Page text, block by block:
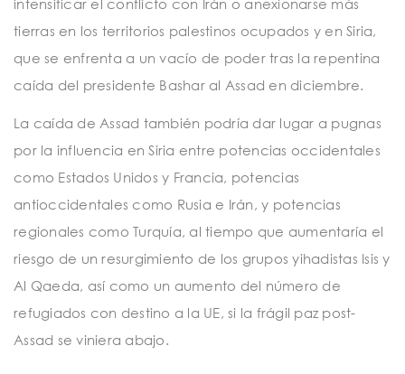
intensificar el conflicto con Irán o anexionarse más
tierras en los territorios palestinos ocupados y en Siria,
que se enfrenta a un vacío de poder tras la repentina
caída del presidente Bashar al Assad en diciembre.
La caída de Assad también podría dar lugar a pugnas
por la influencia en Siria entre potencias occidentales
como Estados Unidos y Francia, potencias
antioccidentales como Rusia e Irán, y potencias
regionales como Turquía, al tiempo que aumentaría el
riesgo de un resurgimiento de los grupos yihadistas Isis y
Al Qaeda, así como un aumento del número de
refugiados con destino a la UE, si la frágil paz post-
Assad se viniera abajo.